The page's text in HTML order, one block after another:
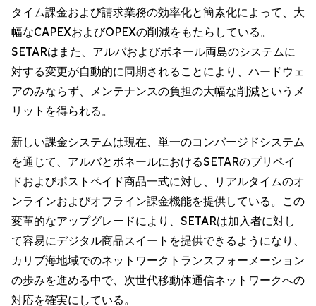
タイム課金および請求業務の効率化と簡素化によって、大
幅なCAPEXおよびOPEXの削減をもたらしている。
SETARはまた、アルバおよびボネール両島のシステムに
対する変更が自動的に同期されることにより、ハードウェ
アのみならず、メンテナンスの負担の大幅な削減というメ
リットを得られる。
新しい課金システムは現在、単一のコンバージドシステム
を通じて、アルバとボネールにおけるSETARのプリペイ
ドおよびポストペイド商品一式に対し、リアルタイムのオ
ンラインおよびオフライン課金機能を提供している。この
変革的なアップグレードにより、SETARは加入者に対し
て容易にデジタル商品スイートを提供できるようになり、
カリブ海地域でのネットワークトランスフォーメーション
の歩みを進める中で、次世代移動体通信ネットワークへの
対応を確実にしている。